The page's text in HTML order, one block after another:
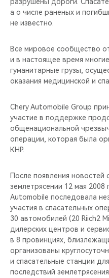
а о числе раненых и
не известно.
Все мировое сообщество
и в настоящее время
гуманитарные грузы,
оказания медицинской и
Chery Automobile Group
участие в поддержке
общенациональной
операции, которая была
КНР.
После появления новостей
землетрясении 12 мая
Automobile последовала
участия в спасательных
30 автомобилей (20 Riich2
дилерских центров и
в 8 провинциях,
организованы
и спасательные станции
последствий